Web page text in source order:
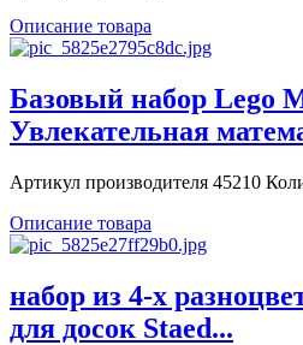
Описание товара
Базовый набор Lego
Увлекательная
Артикул производителя 45210
Описание товара
набор из 4-х
для досок Staed...